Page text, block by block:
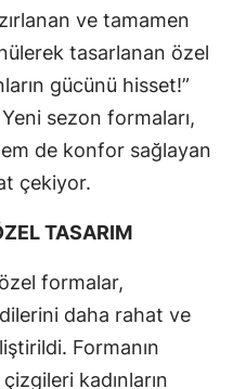
ve tamamen
tasarlanan özel
gücünü hisset!”
sezon formaları,
de konfor sağlayan
çekiyor.
TASARIM
özel formalar,
daha rahat ve
Formanın
kadınların